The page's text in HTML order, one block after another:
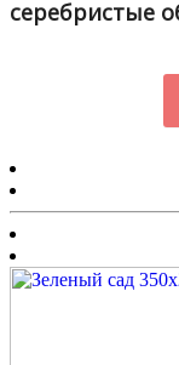
серебристые